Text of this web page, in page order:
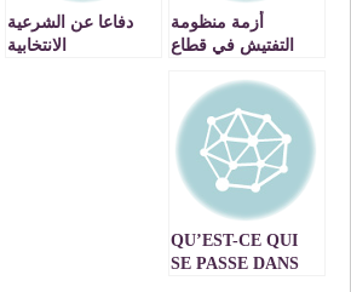
أزمة منظومة
التفتيش في قطاع
واقع الحال وسؤال
المآل
دفاعا عن الشرعية
الانتخابية
QU’EST-CE QUI
SE PASSE DANS